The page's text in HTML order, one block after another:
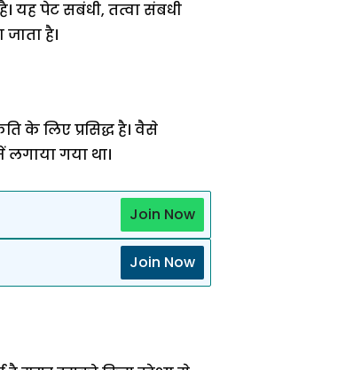
यह पेट सबंधी, तत्वा संबधी
है।
के लिए प्रसिद्ध है। वैसे
गया था।
Join Now
Join Now